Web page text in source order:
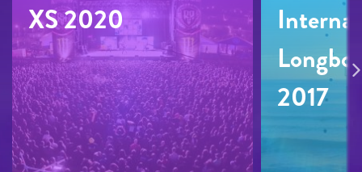
XS 2020
2017